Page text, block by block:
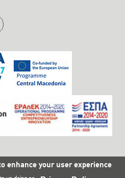
enhance your user experience